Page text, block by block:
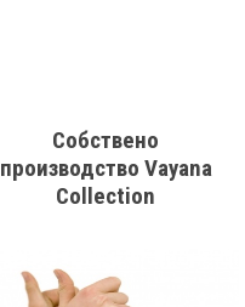
Собствено
производство Vayana
Collection